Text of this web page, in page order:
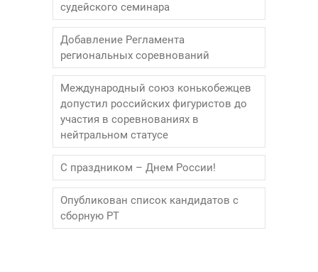
судейского семинара
Добавление Регламента
региональных соревнований
Международный союз конькобежцев
допустил российских фигуристов до
участия в соревнованиях в
нейтральном статусе
С праздником – Днем России!
Опубликован список кандидатов с
сборную РТ